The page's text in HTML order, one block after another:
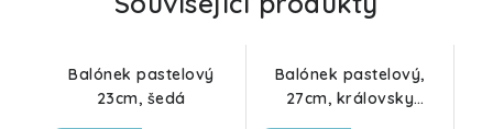
Balónek pastelový
23cm, šedá
Balónek pastelový,
27cm, královsky